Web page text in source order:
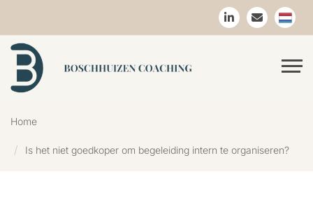
Home
Is het niet goedkoper om begeleiding intern te organiseren?